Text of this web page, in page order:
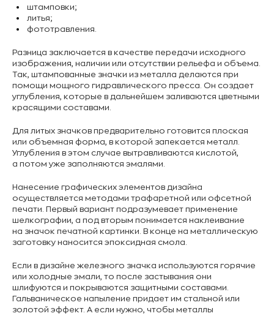
штамповки;
литья;
фототравления.
Разница заключается в качестве передачи исходного
изображения, наличии или отсутствии рельефа и объема.
Так, штампованные значки из металла делаются при
помощи мощного гидравлического пресса. Он создает
углубления, которые в дальнейшем заливаются цветными
красящими составами.
Для литых значков предварительно готовится плоская
или объемная форма, в которой запекается металл.
Углубления в этом случае вытравливаются кислотой,
а потом уже заполняются эмалями.
Нанесение графических элементов дизайна
осуществляется методами трафаретной или офсетной
печати. Первый вариант подразумевает применение
шелкографии, а под вторым понимается наклеивание
на значок печатной картинки. В конце на металлическую
заготовку наносится эпоксидная смола.
Если в дизайне железного значка используются горячие
или холодные эмали, то после застывания они
шлифуются и покрываются защитными составами.
Гальваническое напыление придает им стальной или
золотой эффект. А если нужно, чтобы металлы